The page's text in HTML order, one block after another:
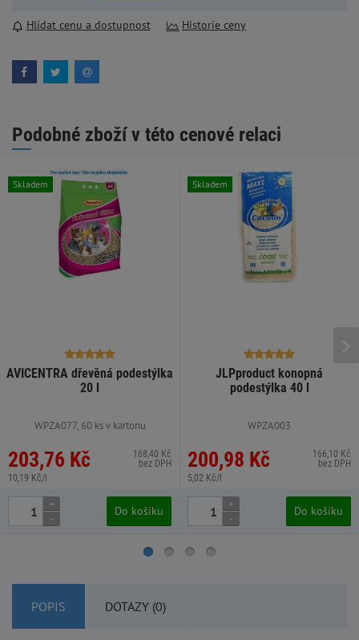
Hlídat cenu a dostupnost Historie ceny
Podobné zboží v této cenové relaci
AVICENTRA dřevěná podestýlka
20 l
WPZA077, 60 ks v kartonu
203,76 Kč
10,19 Kč/l
168,40 Kč
bez DPH
Skladem
+
-
Do košíku
JLPproduct konopná
podestýlka 40 l
WPZA003
200,98 Kč
5,02 Kč/l
166,10 Kč
bez DPH
Skladem
+
-
Do košíku
POPIS DOTAZY (0)